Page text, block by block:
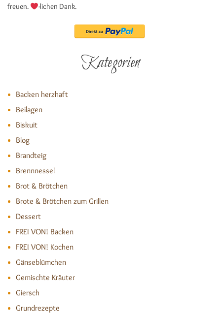
freuen.
-lichen Dank.
Kategorien
Backen herzhaft
Beilagen
Biskuit
Blog
Brandteig
Brennnessel
Brot & Brötchen
Brote & Brötchen zum Grillen
Dessert
FREI VON! Backen
FREI VON! Kochen
Gänseblümchen
Gemischte Kräuter
Giersch
Grundrezepte